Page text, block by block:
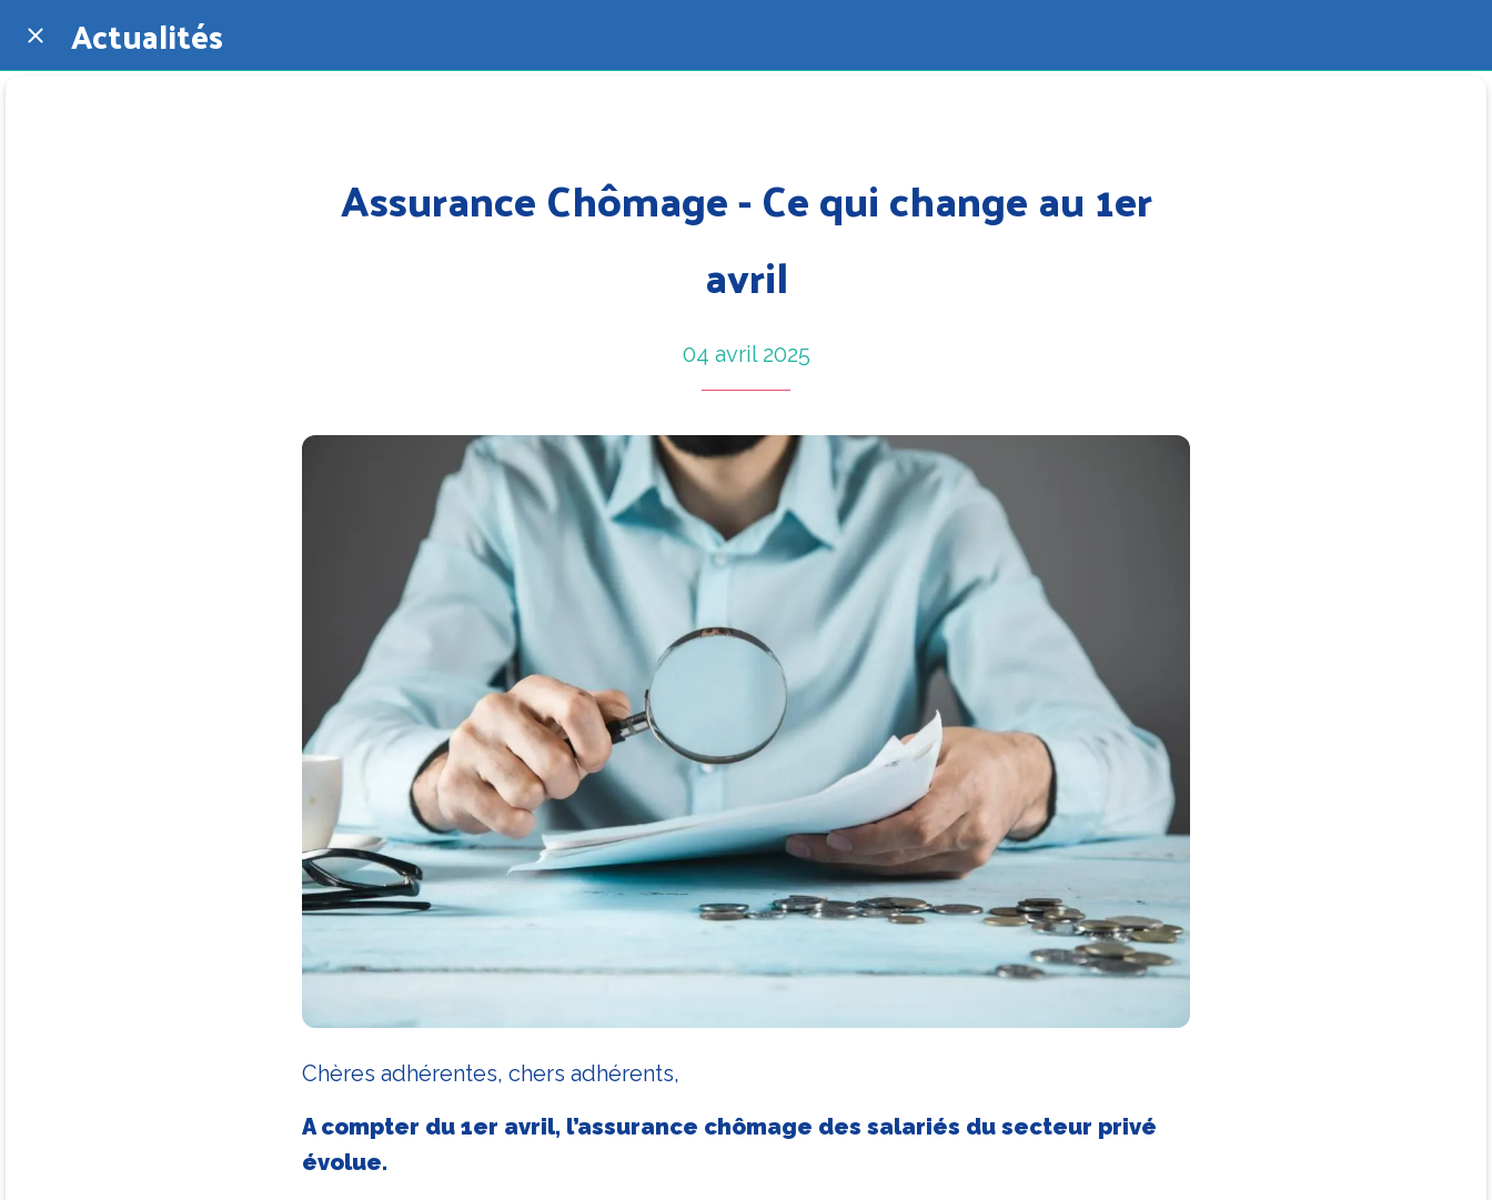
Actualités
Assurance Chômage - Ce qui change au 1er
avril
04 avril 2025
Chères adhérentes, chers adhérents,
A compter du 1er avril, l’assurance chômage des salariés du secteur privé
évolue.